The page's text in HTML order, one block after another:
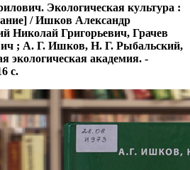
Экологическая культура :
/ Ишков Александр
Николай Григорьевич, Грачев
; А. Г. Ишков, Н. Г. Рыбальский,
экологическая академия. -
с.